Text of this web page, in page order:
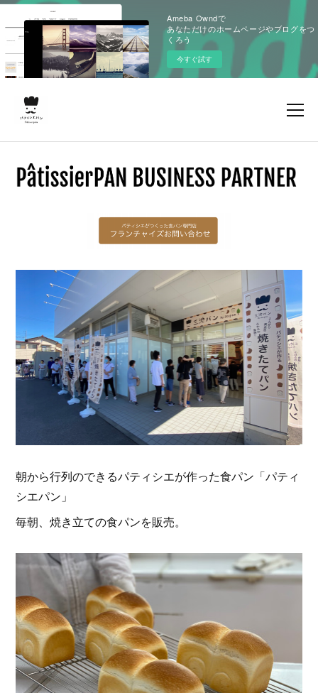
Ameba Owndで
あなただけのホームページやブログをつ
くろう
今すぐ試す
朝から行列のできるパティシエが作った食パン「パティ
シエパン」
毎朝、焼き立ての食パンを販売。